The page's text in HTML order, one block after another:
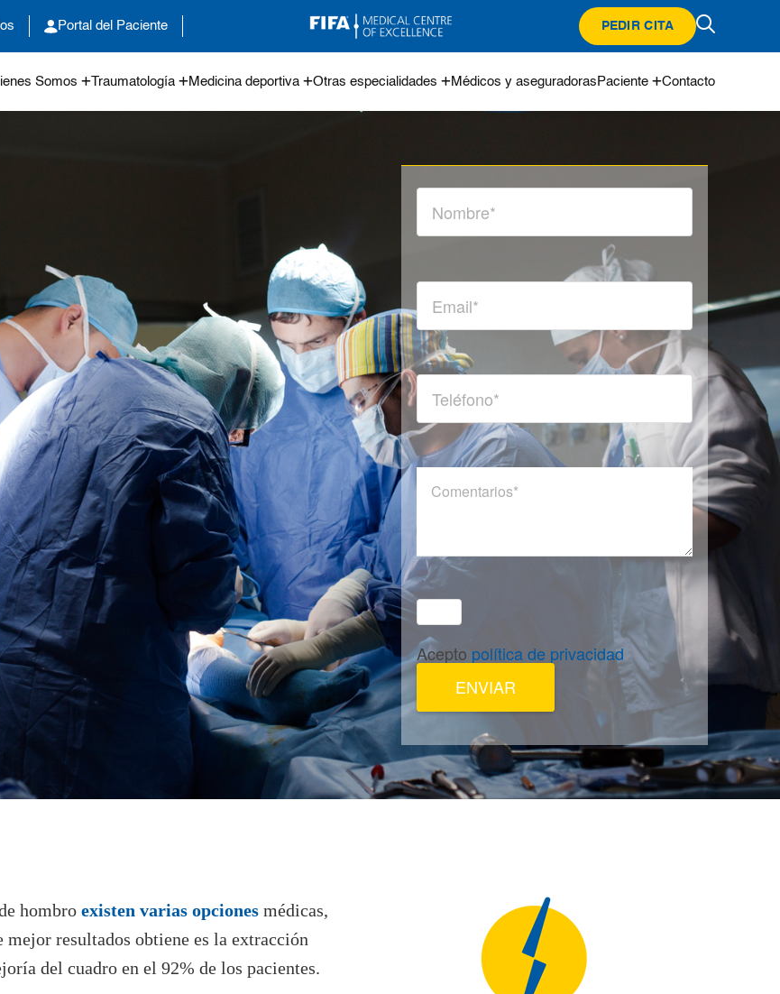
Portal del Paciente PEDIR CITA
Somos Traumatología Medicina deportiva Otras especialidades Médicos y aseguradoras Paciente Contacto
Acepto política de privacidad
hombro existen varias opciones médicas,
resultados obtiene es la extracción
del cuadro en el 92% de los pacientes.